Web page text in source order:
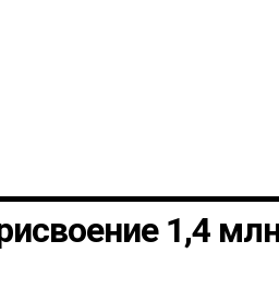
1,4